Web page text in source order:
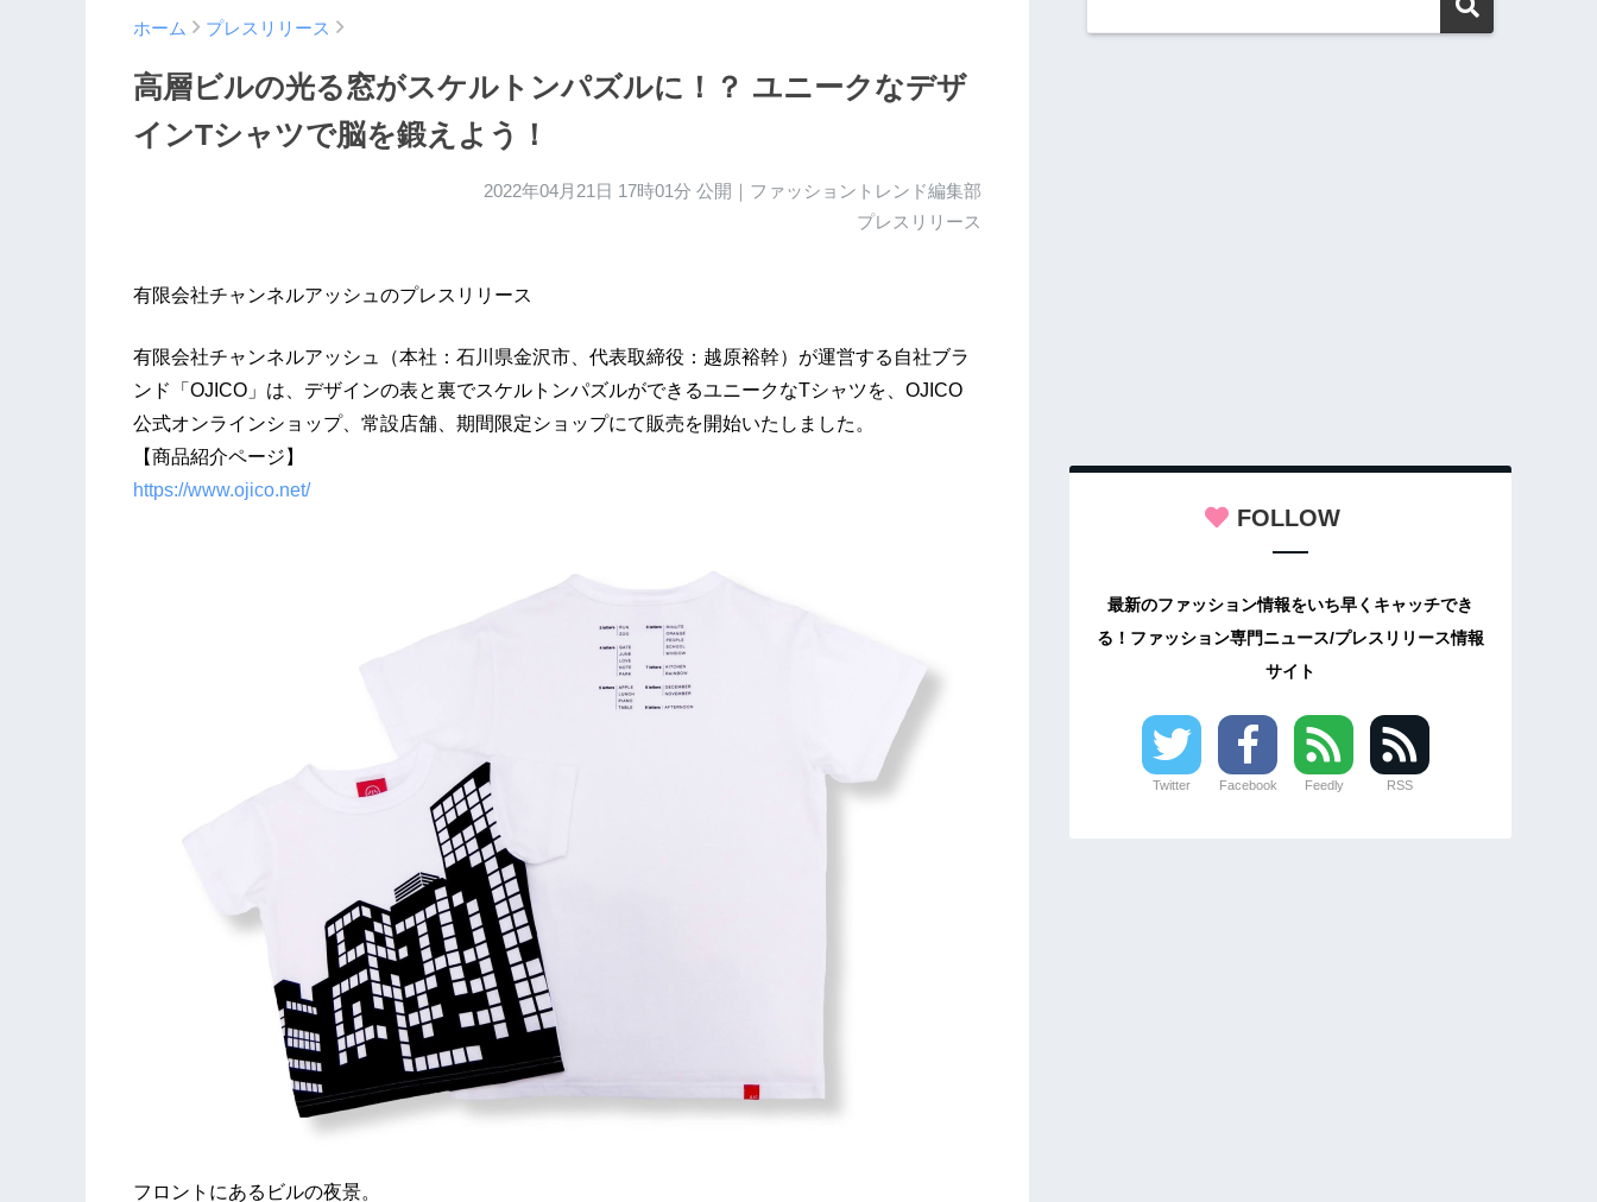
ホーム プレスリリース
高層ビルの光る窓がスケルトンパズルに！？ ユニークなデザ
インTシャツで脳を鍛えよう！
2022年04月21日 17時01分 公開｜ファッショントレンド編集部
プレスリリース
有限会社チャンネルアッシュのプレスリリース
有限会社チャンネルアッシュ（本社：石川県金沢市、代表取締役：越原裕幹）が運営する自社ブラ
ンド「OJICO」は、デザインの表と裏でスケルトンパズルができるユニークなTシャツを、OJICO
公式オンラインショップ、常設店舗、期間限定ショップにて販売を開始いたしました。
【商品紹介ページ】
https://www.ojico.net/
フロントにあるビルの夜景。
FOLLOW
最新のファッション情報をいち早くキャッチでき
る！ファッション専門ニュース/プレスリリース情報
サイト
Twitter Facebook Feedly RSS